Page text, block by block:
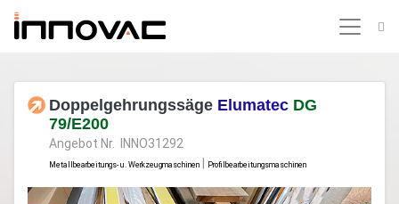
Doppelgehrungssäge Elumatec DG
79/E200
Angebot Nr. INNO31292
Metallbearbeitungs- u. Werkzeugmaschinen Profilbearbeitungsmaschinen